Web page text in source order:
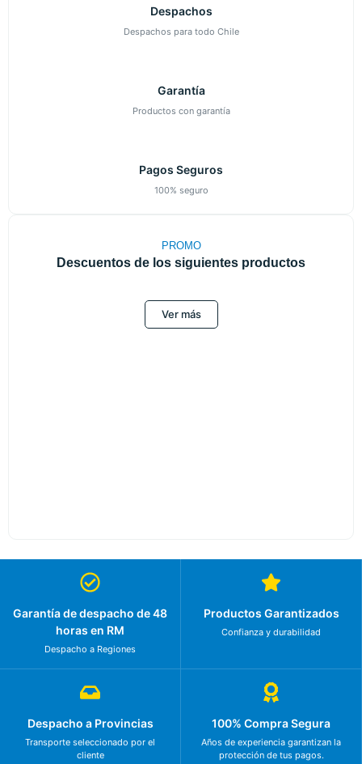
Despachos
Despachos para todo Chile
Garantía
Productos con garantía
Pagos Seguros
100% seguro
PROMO
Descuentos de los siguientes productos
Ver más
Garantía de despacho de 48
horas en RM
Despacho a Regiones
Productos Garantizados
Confianza y durabilidad
Despacho a Provincias
Transporte seleccionado por el
cliente
100% Compra Segura
Años de experiencia garantizan la
protección de tus pagos.